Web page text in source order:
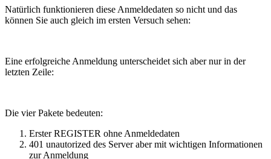
Natürlich funktionieren diese Anmeldedaten so nicht und das
können Sie auch gleich im ersten Versuch sehen:
Eine erfolgreiche Anmeldung unterscheidet sich aber nur in der
letzten Zeile:
Die vier Pakete bedeuten:
Erster REGISTER ohne Anmeldedaten
401 unautorized des Server aber mit wichtigen Informationen
zur Anmeldung